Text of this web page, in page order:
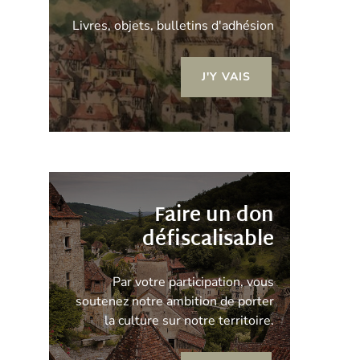
Livres, objets, bulletins d'adhésion
J'Y VAIS
Faire un don
défiscalisable
Par votre participation, vous
soutenez notre ambition de porter
la culture sur notre territoire.